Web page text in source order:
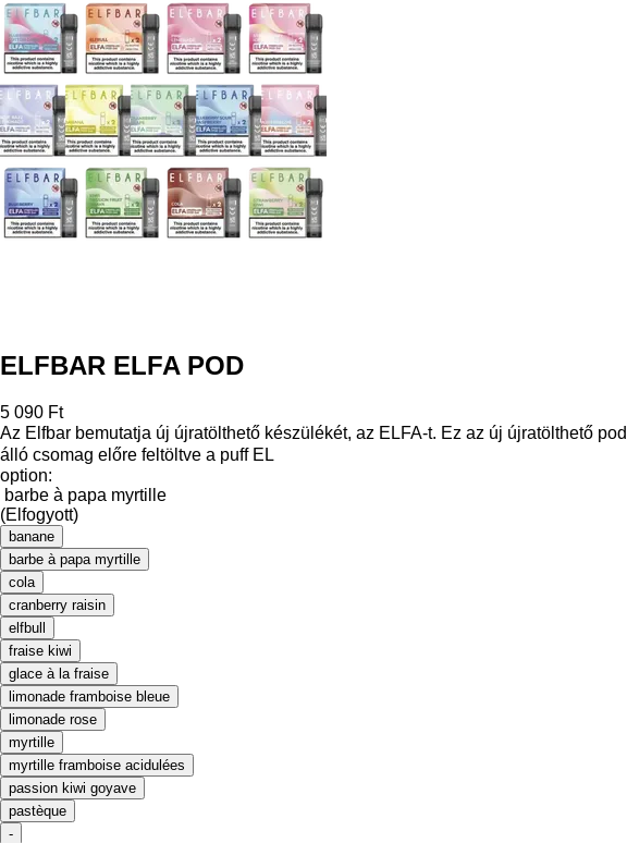
ELFBAR ELFA POD
5 090 Ft
Az Elfbar bemutatja új újratölthető készülékét, az ELFA-t. Ez az új újratölthető
álló csomag előre feltöltve a puff EL
option:
barbe à papa myrtille
(Elfogyott)
banane
barbe à papa myrtille
cola
cranberry raisin
elfbull
fraise kiwi
glace à la fraise
limonade framboise bleue
limonade rose
myrtille
myrtille framboise acidulées
passion kiwi goyave
pastèque
-